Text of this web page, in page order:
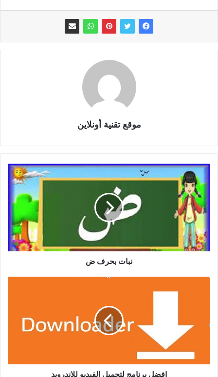
موقع تقنية أونلاين
نبات بحرف ض
افضل برنامج لتحميل الفيديو للاندرويد